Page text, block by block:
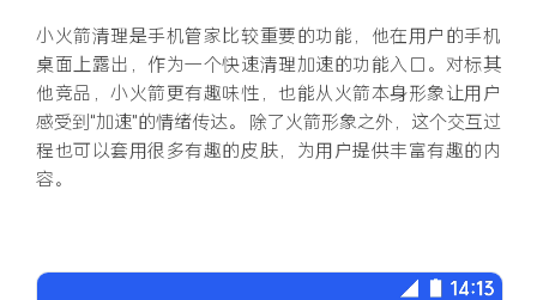
小火箭清理是手机管家比较重要的功能，他在用户的手机
桌面上露出，作为一个快速清理加速的功能入口。对标其
他竞品，小火箭更有趣味性，也能从火箭本身形象让用户
感受到“加速”的情绪传达。 除了火箭形象之外，这个交互过
程也可以套用很多有趣的皮肤，为用户提供丰富有趣的内
容。